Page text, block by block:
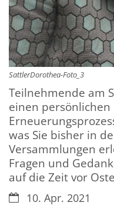
SattlerDorothea-Foto_3
Teilnehmende am
einen persönlichen
was Sie bisher in
Versammlungen
Fragen und
auf die Zeit vor
Datum:10. Apr. 2021